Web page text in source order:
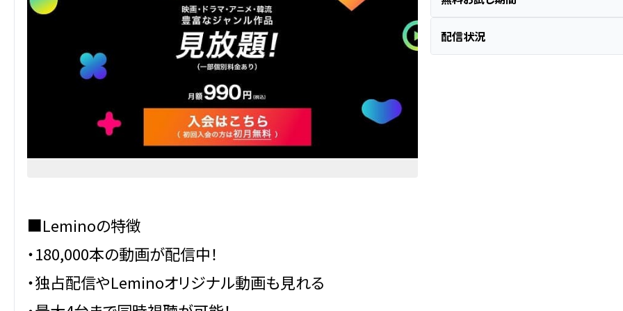
配信状況
■Leminoの特徴
・180,000本の動画が配信中！
・独占配信やLeminoオリジナル動画も見れる